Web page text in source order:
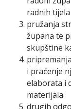
radnih tijela
pružanja
župana te
skupštine
i praćenje
elaborata i
materijala
drugih